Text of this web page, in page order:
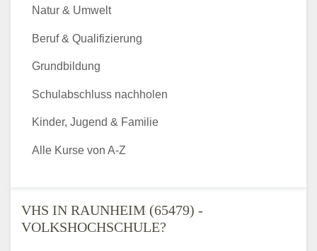
VHS IN RAUNHEIM (65479) -
VOLKSHOCHSCHULE?
Natur & Umwelt
Beruf & Qualifizierung
Grundbildung
Schulabschluss nachholen
Kinder, Jugend & Familie
Alle Kurse von A-Z